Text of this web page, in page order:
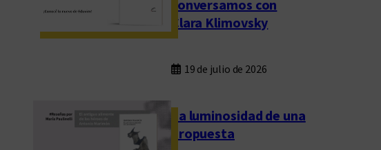
conversamos con
Clara Klimovsky
19 de julio de 2026
La luminosidad de una
propuesta